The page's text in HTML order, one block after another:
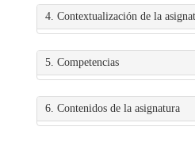
4. Contextualización de la
5. Competencias
6. Contenidos de la asignatura